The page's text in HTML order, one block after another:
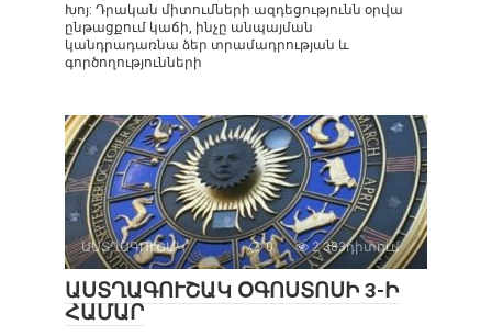
Խոյ: Դրական միտումների ազդեցությունն օրվա
ընթացքում կաճի, ինչը անպայման
կանդրադառնա ձեր տրամադրության և
գործողությունների
ԱՍՏՂԱԳՈՒՇԱԿ 0 2 383դիտում
ԱՍՏՂԱԳՈՒՇԱԿ ՕԳՈՍՏՈՍԻ 3-Ի
ՀԱՄԱՐ